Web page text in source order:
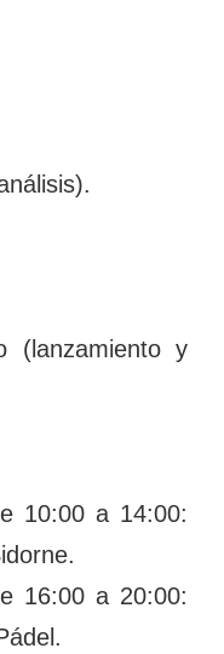
(lanzamiento y
10:00 a 14:00:
16:00 a 20:00: